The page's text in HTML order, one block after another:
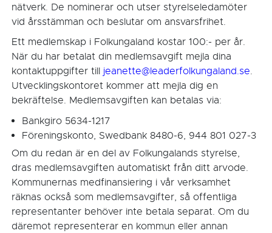
nätverk. De nominerar och utser styrelseledamöter
vid årsstämman och beslutar om ansvarsfrihet.
Ett medlemskap i Folkungaland kostar 100:- per år.
När du har betalat din medlemsavgift mejla dina
kontaktuppgifter till jeanette@leaderfolkungaland.se.
Utvecklingskontoret kommer att mejla dig en
bekräftelse. Medlemsavgiften kan betalas via:
Bankgiro 5634-1217
Föreningskonto, Swedbank 8480-6, 944 801 027-3
Om du redan är en del av Folkungalands styrelse,
dras medlemsavgiften automatiskt från ditt arvode.
Kommunernas medfinansiering i vår verksamhet
räknas också som medlemsavgifter, så offentliga
representanter behöver inte betala separat. Om du
däremot representerar en kommun eller annan